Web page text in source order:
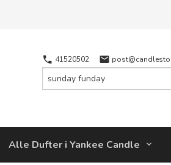
41520502
Alle Dufter i Yankee Candle